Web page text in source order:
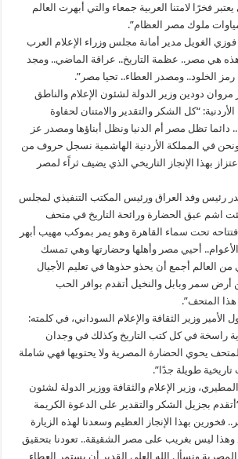
فخرًا لامتنا العربية جمعاء والتي أبهرت العالم
ملوك مصر العظام”.
الغويل مدير أمانة مجلس وزراء الإعلام العرب
“هذه هي مصر.. عظمة التاريخ.. عراقة الماضي.. ومجد
الخلود.. ومصدر العطاء.. تحيا مصر”.
دودين وزير الدولة لشئون الإعلام والناطق
“كل الشكر والتقدير والامتنان لحفاوة
دائما تظل مصر أم الدنيا ونظل أبناؤها ومصدر عز
في المملكة الأردنية الهاشمية نسجل حروف من
بهذا الإنجاز التاريخي الذي يضيف ثراًء لمصر
رئيس وفد العراق ورئيس المكتب التنفيذي لمجلس
اشم عبق الحضارة ورائحة التاريخ في متحف
تحت سماء القاهرة وهو يمر بموكب مهيب أبهر
الأعوام.. أحيي مصر وأهلها وحضارتها وهي تمسك
من العالم أجمع أن يحذو حذوها في تعليم الأجيال
سمر وبابل والنخيل أتقدم بوافر الحب
هذا المتحف”.
وزير الثقافة والإعلام السوداني، في كلمته:
راسخة في كل كتب التاريخ وكذلك في وجدان
يحوي الحضارة المصرية ولا يحتويها فهي شاملة
طويلة جدًا”.
وزير الإعلام والثقافة ووزير الدولة لشئون
بجزيل الشكر والتقدير على الدعوة الكريمة
فخورين بهذا الإنجاز العظيم وسعدنا لهذه الزيارة
وهذا ليس بغريب على مصر الشقيقة.. تعودنا بتحقيق
ونسأل الله العلي القدير أن يستمر العطاء